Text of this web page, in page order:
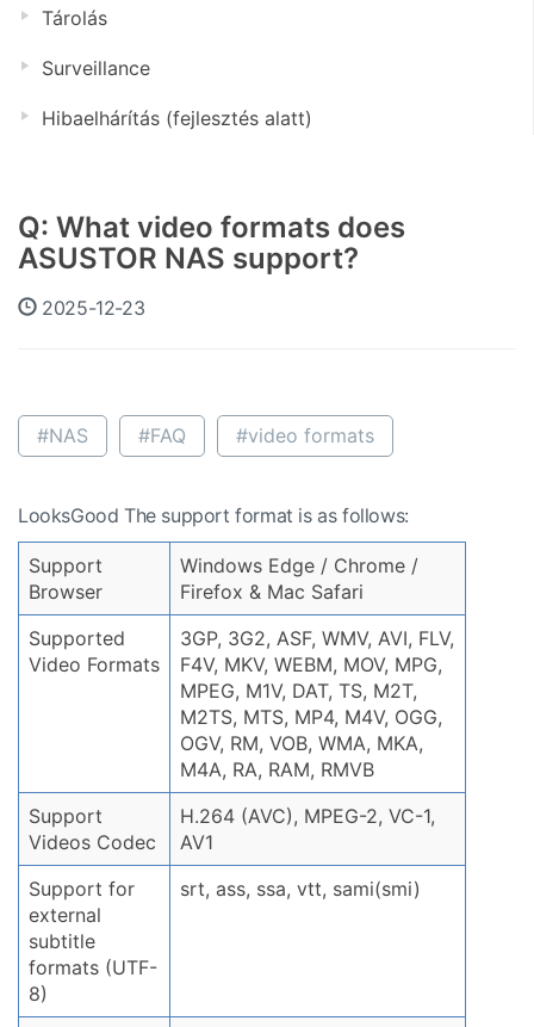
Tárolás
Surveillance
Hibaelhárítás (fejlesztés alatt)
Q: What video formats does
ASUSTOR NAS support?
2025-12-23
#NAS #FAQ #video formats
LooksGood The support format is as follows:
Support
Browser
Windows Edge / Chrome /
Firefox & Mac Safari
Supported
Video Formats
3GP, 3G2, ASF, WMV, AVI, FLV,
F4V, MKV, WEBM, MOV, MPG,
MPEG, M1V, DAT, TS, M2T,
M2TS, MTS, MP4, M4V, OGG,
OGV, RM, VOB, WMA, MKA,
M4A, RA, RAM, RMVB
Support
Videos Codec
H.264 (AVC), MPEG-2, VC-1,
AV1
Support for
external
subtitle
formats (UTF-
8)
srt, ass, ssa, vtt, sami(smi)